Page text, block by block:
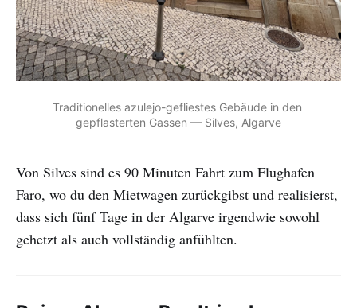
Traditionelles azulejo-gefliestes Gebäude in den
gepflasterten Gassen — Silves, Algarve
Von Silves sind es 90 Minuten Fahrt zum Flughafen
Faro, wo du den Mietwagen zurückgibst und realisierst,
dass sich fünf Tage in der Algarve irgendwie sowohl
gehetzt als auch vollständig anfühlten.